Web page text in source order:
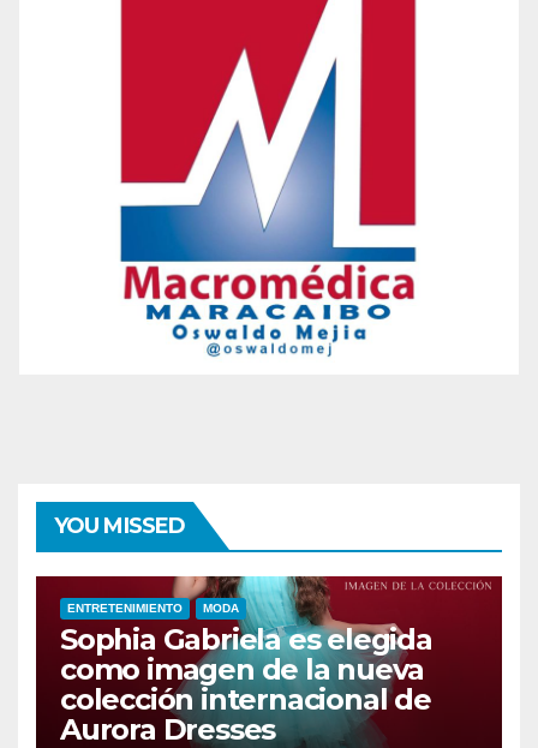
YOU MISSED
ENTRETENIMIENTO MODA
Sophia Gabriela es elegida
como imagen de la nueva
colección internacional de
Aurora Dresses